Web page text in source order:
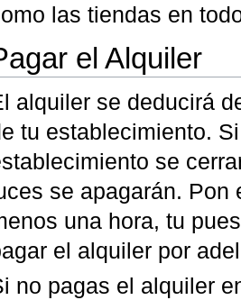
las tiendas en
el Alquiler
alquiler se deducirá
tu establecimiento.
se
se apagarán. Pon
una hora, tu
el alquiler por
no pagas el alquiler